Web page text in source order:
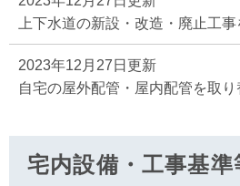
上下水道の新設・改造・廃止工
2023年12月27日更新
自宅の屋外配管・屋内配管を取り
宅内設備・工事基